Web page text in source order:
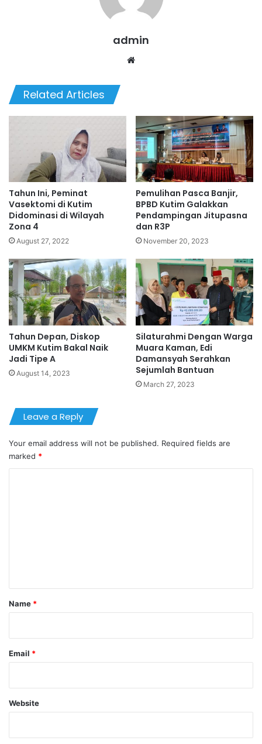
admin
Related Articles
Tahun Ini, Peminat
Vasektomi di Kutim
Didominasi di Wilayah
Zona 4
August 27, 2022
Pemulihan Pasca Banjir,
BPBD Kutim Galakkan
Pendampingan Jitupasna
dan R3P
November 20, 2023
Tahun Depan, Diskop
UMKM Kutim Bakal Naik
Jadi Tipe A
August 14, 2023
Silaturahmi Dengan Warga
Muara Kaman, Edi
Damansyah Serahkan
Sejumlah Bantuan
March 27, 2023
Leave a Reply
Your email address will not be published. Required fields are
marked *
*
Name *
Email *
Website